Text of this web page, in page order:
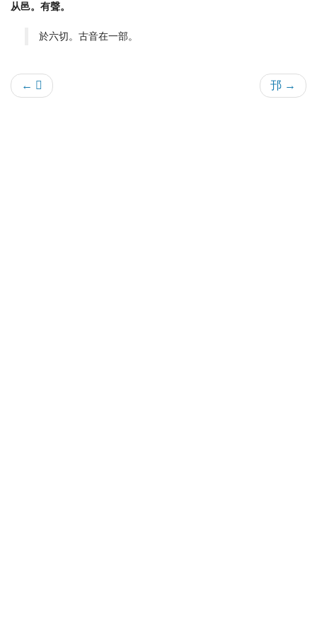
从邑。有聲。
於六切。古音在一部。
← 𧸇 邘 →